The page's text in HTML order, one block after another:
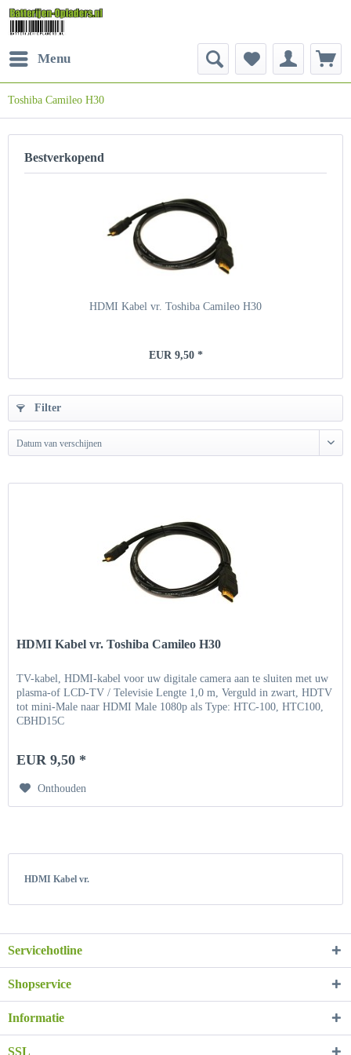
Menu
Toshiba Camileo H30
Bestverkopend
HDMI Kabel vr. Toshiba Camileo H30
EUR 9,50 *
Filter
Datum van verschijnen
HDMI Kabel vr. Toshiba Camileo H30
TV-kabel, HDMI-kabel voor uw digitale camera aan te sluiten met uw
plasma-of LCD-TV / Televisie Lengte 1,0 m, Verguld in zwart, HDTV
tot mini-Male naar HDMI Male 1080p als Type: HTC-100, HTC100,
CBHD15C
EUR 9,50 *
Onthouden
HDMI Kabel vr.
Servicehotline
Shopservice
Informatie
SSL